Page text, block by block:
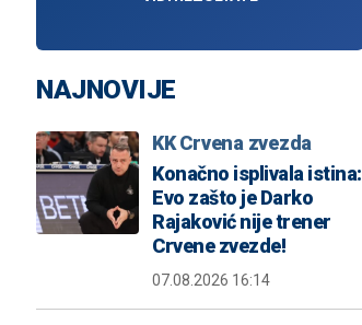
NAJNOVIJE
KK Crvena zvezda
Konačno isplivala istina:
Evo zašto je Darko
Rajaković nije trener
Crvene zvezde!
07.08.2026 16:14